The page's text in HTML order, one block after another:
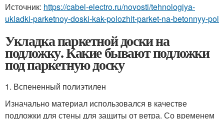
Источник: https://cabel-electro.ru/novosti/tehnologiya-
ukladki-parketnoy-doski-kak-polozhit-parket-na-betonnyy-pol
Укладка паркетной доски на
подложку. Какие бывают подложки
под паркетную доску
1. Вспененный полиэтилен
Изначально материал использовался в качестве
подложки для стены для защиты от ветра. Со временем